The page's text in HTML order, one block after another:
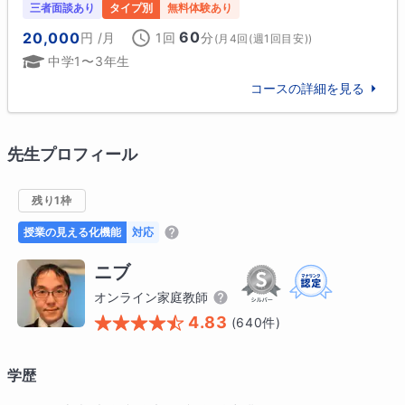
三者面談あり タイプ別 無料体験あり
20,000円 /月 1回 60分 (月4回(週1回目安))
中学1〜3年生
コースの詳細を見る
先生プロフィール
残り1枠
授業の見える化機能 対応
ニブ
オンライン家庭教師
4.83 (640件)
学歴